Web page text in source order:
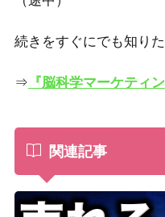
続きをすぐにでも知り
⇒ 『脳科学マーケティ
関連記事